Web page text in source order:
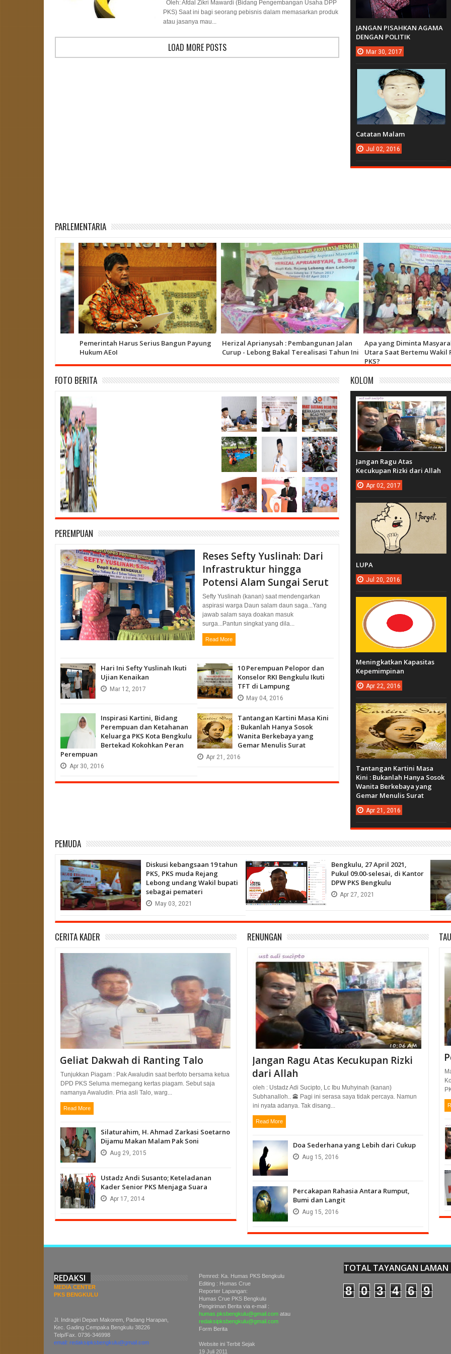
Oleh: Afdal Zikri Mawardi (Bidang Pengembangan Usaha DPP
PKS) Saat ini bagi seorang pebisnis dalam memasarkan produk
atau jasanya mau...
LOAD MORE POSTS
JANGAN PISAHKAN AGAMA
DENGAN POLITIK
Mar 30, 2017
Catatan Malam
Jul 02, 2016
PARLEMENTARIA
Pemerintah Harus Serius Bangun Payung
Hukum AEoI
Herizal Aprianysah : Pembangunan Jalan
Curup - Lebong Bakal Terealisasi Tahun Ini
Apa yang Diminta Masyarakat
Utara Saat Bertemu Wakil
FOTO BERITA
PEREMPUAN
Reses Sefty Yuslinah: Dari
Infrastruktur hingga
Potensi Alam Sungai Serut
Sefty Yuslinah (kanan) saat mendengarkan
aspirasi warga Daun salam daun saga...Yang
jawab salam saya doakan masuk
surga...Pantun singkat yang dila...
Read More
Hari Ini Sefty Yuslinah Ikuti
Ujian Kenaikan
Mar 12, 2017
10 Perempuan Pelopor dan
Konselor RKI Bengkulu Ikuti
TFT di Lampung
May 04, 2016
Inspirasi Kartini, Bidang
Perempuan dan Ketahanan
Keluarga PKS Kota Bengkulu
Bertekad Kokohkan Peran
Perempuan
Apr 30, 2016
Tantangan Kartini Masa Kini
: Bukanlah Hanya Sosok
Wanita Berkebaya yang
Gemar Menulis Surat
Apr 21, 2016
KOLOM
Jangan Ragu Atas
Kecukupan Rizki dari Allah
Apr 02, 2017
LUPA
Jul 20, 2016
Meningkatkan Kapasitas
Kepemimpinan
Apr 22, 2016
Tantangan Kartini Masa
Kini : Bukanlah Hanya Sosok
Wanita Berkebaya yang
Gemar Menulis Surat
Apr 21, 2016
PEMUDA
Diskusi kebangsaan 19 tahun
PKS, PKS muda Rejang
Lebong undang Wakil bupati
sebagai pemateri
May 03, 2021
Bengkulu, 27 April 2021,
Pukul 09.00-selesai, di Kantor
DPW PKS Bengkulu
Apr 27, 2021
CERITA KADER
Geliat Dakwah di Ranting Talo
Tunjukkan Piagam : Pak Awaludin saat berfoto bersama ketua
DPD PKS Seluma memegang kertas piagam. Sebut saja
namanya Awaludin. Pria asli Talo, warg...
Read More
Silaturahim, H. Ahmad Zarkasi Soetarno
Dijamu Makan Malam Pak Soni
Aug 29, 2015
Ustadz Andi Susanto; Keteladanan
Kader Senior PKS Menjaga Suara
Apr 17, 2014
RENUNGAN
Jangan Ragu Atas Kecukupan Rizki
dari Allah
oleh : Ustadz Adi Sucipto, Lc Ibu Muhyinah (kanan)
Subhanalloh.. 🕋 Pagi ini serasa saya tidak percaya. Namun
ini nyata adanya. Tak disang...
Read More
Doa Sederhana yang Lebih dari Cukup
Aug 15, 2016
Percakapan Rahasia Antara Rumput,
Bumi dan Langit
Aug 15, 2016
REDAKSI
MEDIA CENTER
PKS BENGKULU
Jl. Indragiri Depan Makorem, Padang Harapan,
Kec. Gading Cempaka Bengkulu 38226
Telp/Fax. 0736-346998
email: redaksipksbengkulu@gmail.com
Pemred: Ka. Humas PKS Bengkulu
Editing : Humas Crue
Reporter Lapangan:
Humas Crue PKS Bengkulu
Pengiriman Berita via e-mail :
humas.pksbengkulu@gmail.comatau
redaksipksbengkulu@gmail.com
Form Berita
Website ini Terbit Sejak
19 Juli 2011
TOTAL TAYANGAN LAMAN
8 0 3 4 6 9